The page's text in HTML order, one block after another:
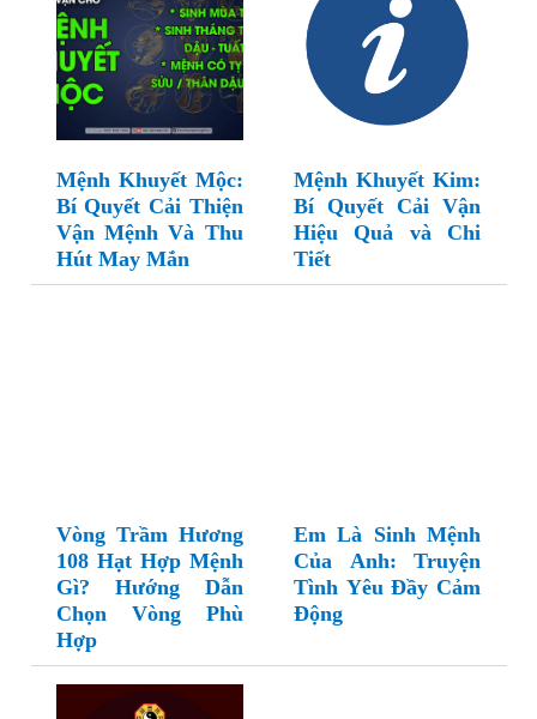
Mệnh Khuyết Mộc:
Bí Quyết Cải Thiện
Vận Mệnh Và Thu
Hút May Mắn
Mệnh Khuyết Kim:
Bí Quyết Cải Vận
Hiệu Quả và Chi
Tiết
Vòng Trầm Hương
108 Hạt Hợp Mệnh
Gì? Hướng Dẫn
Chọn Vòng Phù
Hợp
Em Là Sinh Mệnh
Của Anh: Truyện
Tình Yêu Đầy Cảm
Động